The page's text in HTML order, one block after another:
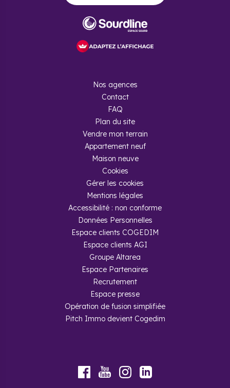
Nos agences
Contact
FAQ
Plan du site
Vendre mon terrain
Appartement neuf
Maison neuve
Cookies
Gérer les cookies
Mentions légales
Accessibilité : non conforme
Données Personnelles
Espace clients COGEDIM
Espace clients AGI
Groupe Altarea
Espace Partenaires
Recrutement
Espace presse
Opération de fusion simplifiée
Pitch Immo devient Cogedim
FacebookYoutubeInstagram